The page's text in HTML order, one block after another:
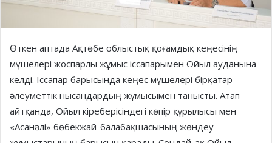
Өткен аптада Ақтөбе облыстық қоғамдық кеңесінің
мүшелері жоспарлы жұмыс іссапарымен Ойыл ауданына
келді. Іссапар барысында кеңес мүшелері бірқатар
әлеуметтік нысандардың жұмысымен танысты. Атап
айтқанда, Ойыл кіреберісіндегі көпір құрылысы мен
«Асанәлі» бөбекжай-балабақшасының жөндеу